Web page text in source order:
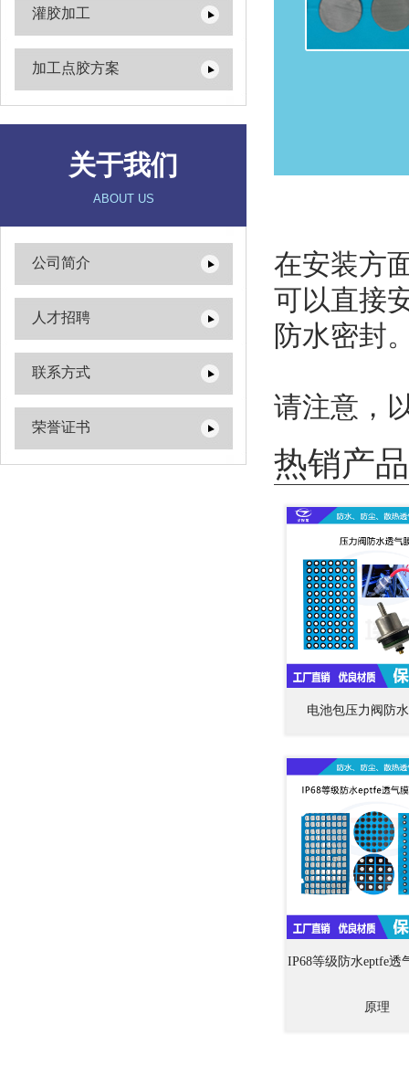
灌胶加工
加工点胶方案
关于我们
ABOUT US
公司简介
人才招聘
联系方式
荣誉证书
在安装方
可以直接
防水密封
请注意，
热销产
电池包压力阀防
IP68等级防水eptfe透
原理